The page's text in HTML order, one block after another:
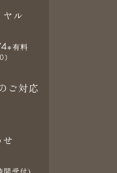
ル
※有料
ご対応